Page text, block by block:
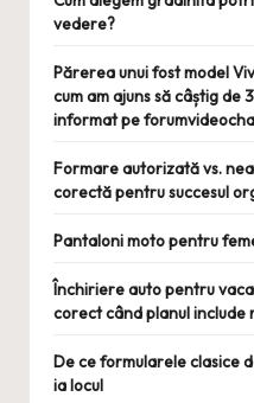
vedere?
Părerea unui fost model
cum am ajuns să câștig de
informat pe
Formare autorizată vs.
corectă pentru succesul
Pantaloni moto pentru
Închiriere auto pentru
corect când planul include
De ce formularele clasice
ia locul